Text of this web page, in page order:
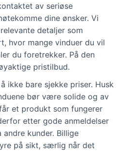
av seriøse
dine ønsker. Vi
detaljer som
hvor mange vinduer du vil
du foretrekker. På den
pristilbud.
ikke bare sjekke priser. Husk
bør være solide og av
et produkt som fungerer
etter gode anmeldelser
kunder. Billige
på sikt, særlig når det